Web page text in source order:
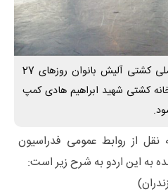
چهارمین مرحله از اردوی تیم ملی کشتی آلیش بانوان روزهای 27
2 مهرماه در خانه کشتی شهید ابراهیم هادی کمپ
از روابط عمومی فدراسیون
به این اردو به شرح زیر است: